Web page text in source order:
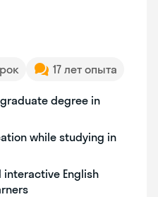
17 лет опыта
degree in
while studying in
interactive English